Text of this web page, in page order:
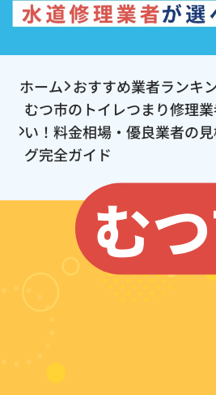
ホーム おすすめ業者ランキ
むつ市のトイレつまり修理
い！料金相場・優良業者の
グ完全ガイド
む